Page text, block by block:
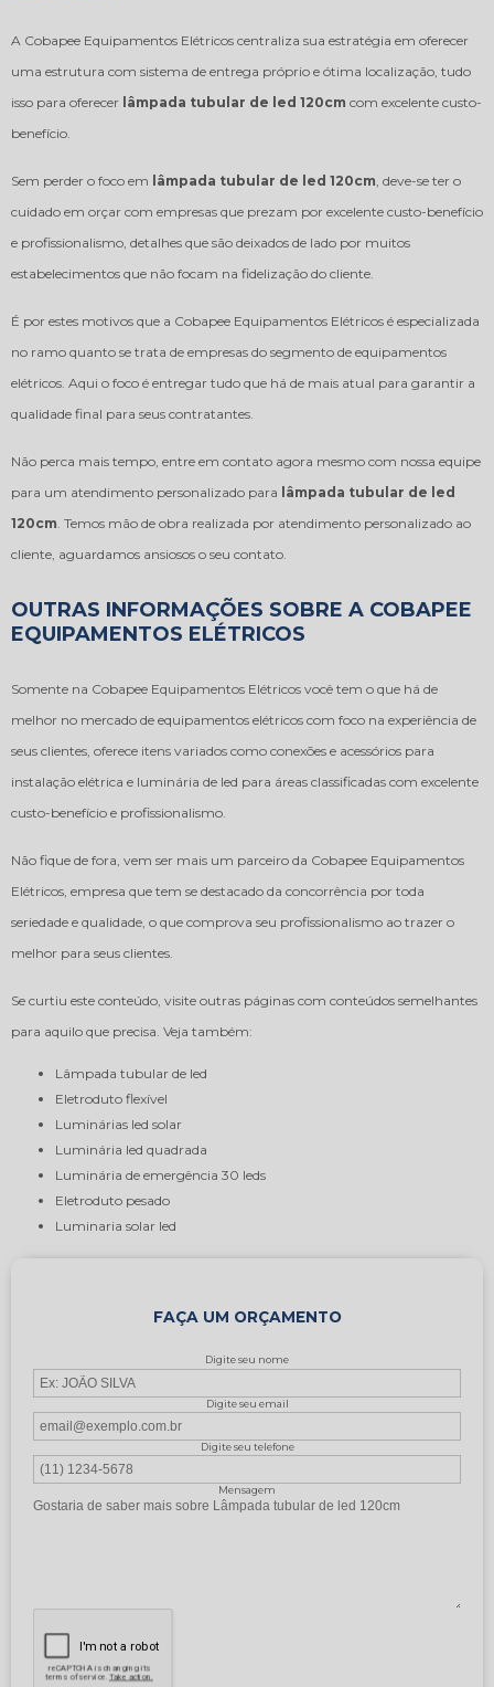
A Cobapee Equipamentos Elétricos centraliza sua estratégia em oferecer
uma estrutura com sistema de entrega próprio e ótima localização, tudo
isso para oferecer lâmpada tubular de led 120cm com excelente custo-
benefício.
Sem perder o foco em lâmpada tubular de led 120cm, deve-se ter o
cuidado em orçar com empresas que prezam por excelente custo-benefício
e profissionalismo, detalhes que são deixados de lado por muitos
estabelecimentos que não focam na fidelização do cliente.
É por estes motivos que a Cobapee Equipamentos Elétricos é especializada
no ramo quanto se trata de empresas do segmento de equipamentos
elétricos. Aqui o foco é entregar tudo que há de mais atual para garantir a
qualidade final para seus contratantes.
Não perca mais tempo, entre em contato agora mesmo com nossa equipe
para um atendimento personalizado para lâmpada tubular de led
120cm. Temos mão de obra realizada por atendimento personalizado ao
cliente, aguardamos ansiosos o seu contato.
OUTRAS INFORMAÇÕES SOBRE A COBAPEE
EQUIPAMENTOS ELÉTRICOS
Somente na Cobapee Equipamentos Elétricos você tem o que há de
melhor no mercado de equipamentos elétricos com foco na experiência de
seus clientes, oferece itens variados como conexões e acessórios para
instalação elétrica e luminária de led para áreas classificadas com excelente
custo-benefício e profissionalismo.
Não fique de fora, vem ser mais um parceiro da Cobapee Equipamentos
Elétricos, empresa que tem se destacado da concorrência por toda
seriedade e qualidade, o que comprova seu profissionalismo ao trazer o
melhor para seus clientes.
Se curtiu este conteúdo, visite outras páginas com conteúdos semelhantes
para aquilo que precisa. Veja também:
lâmpada tubular de led
eletroduto flexível
luminárias led solar
luminária led quadrada
luminária de emergência 30 leds
eletroduto pesado
luminaria solar led
FAÇA UM ORÇAMENTO
Digite seu nome
Digite seu email
Digite seu telefone
Mensagem